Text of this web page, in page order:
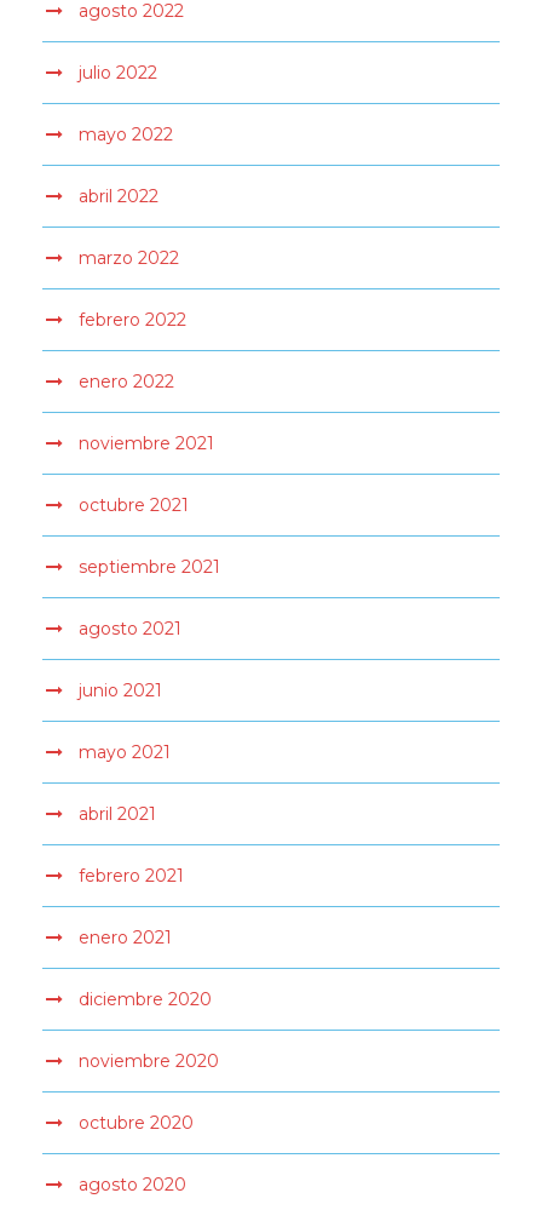
agosto 2022
julio 2022
mayo 2022
abril 2022
marzo 2022
febrero 2022
enero 2022
noviembre 2021
octubre 2021
septiembre 2021
agosto 2021
junio 2021
mayo 2021
abril 2021
febrero 2021
enero 2021
diciembre 2020
noviembre 2020
octubre 2020
agosto 2020